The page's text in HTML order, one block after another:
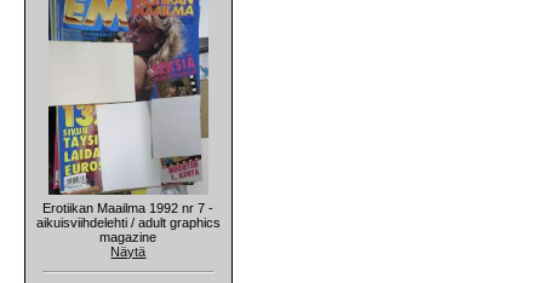
Erotiikan Maailma 1992 nr 7 -
aikuisviihdelehti / adult graphics
magazine
Näytä